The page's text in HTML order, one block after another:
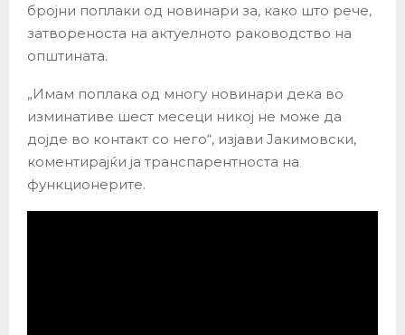
бројни поплаки од новинари за, како што рече,
затвореноста на актуелното раководство на
општината.
„Имам поплака од многу новинари дека во
изминативе шест месеци никој не може да
дојде во контакт со него“, изјави Јакимовски,
коментирајќи ја транспарентноста на
функционерите.